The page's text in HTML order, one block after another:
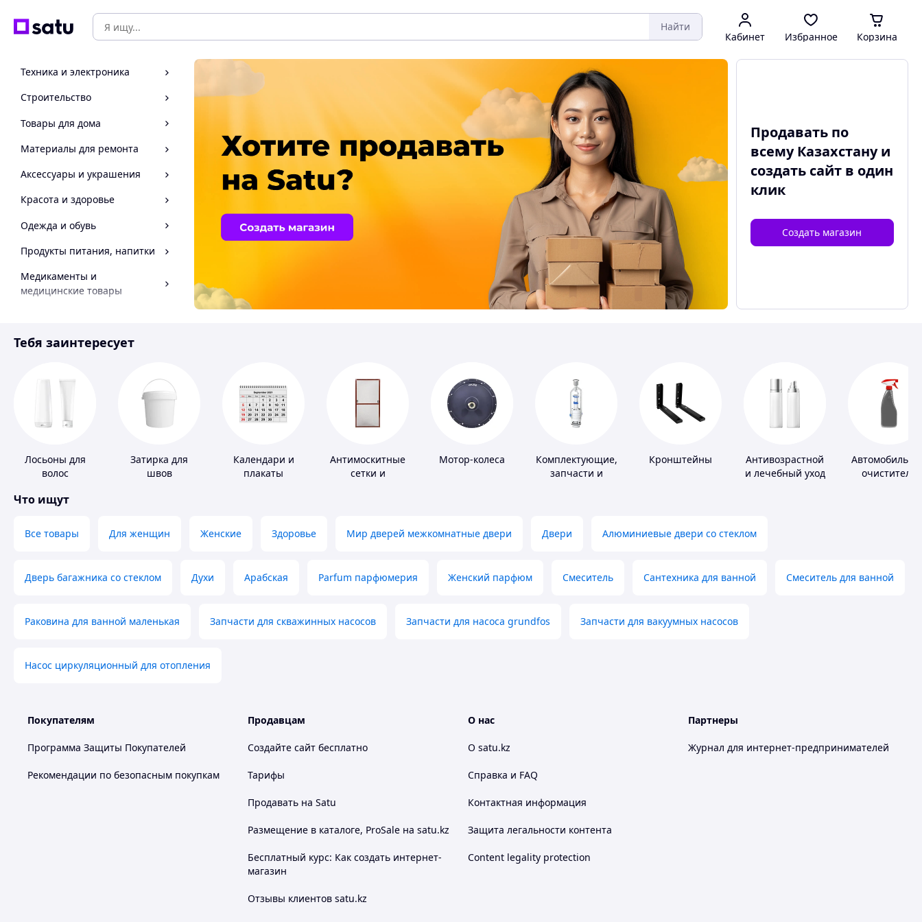
Найти
Кабинет Избранное Корзина
Техника и электроника
Строительство
Товары для дома
Материалы для ремонта
Аксессуары и украшения
Красота и здоровье
Одежда и обувь
Продукты питания, напитки
Медикаменты и
медицинские товары
Инструмент
Продавать по
всему Казахстану и
создать сайтв один
клик
Создать магазин
Тебя заинтересует
Лосьоны для
волос
Затирка для
швов
Календари и
плакаты
Антимоскитные
сетки и
Мотор-колеса
Комплектующие,
запчасти и
Кронштейны
Антивозрастной
и лечебный уход
очистители
Что ищут
Все товары Для женщин Женские Здоровье Мир дверей межкомнатные двери Двери Алюминиевые двери со стеклом
Дверь багажника со стеклом Духи Арабская Parfum парфюмерия Женский парфюм Смеситель Сантехника для ванной Смеситель для ванной
Раковина для ванной маленькая Запчасти для скважинных насосов Запчасти для насоса grundfos Запчасти для вакуумных насосов
Насос циркуляционный для отопления
Покупателям
Программа Защиты Покупателей
Рекомендации по безопасным покупкам
Продавцам
Создайте сайт бесплатно
Тарифы
Продавать на Satu
Размещение в каталоге, ProSale на satu.kz
Бесплатный курс: Как создать интернет-
магазин
Отзывы клиентов satu.kz
О нас
О satu.kz
Справка и FAQ
Контактная информация
Защита легальности контента
Content legality protection
Партнеры
Журнал для интернет-предпринимателей